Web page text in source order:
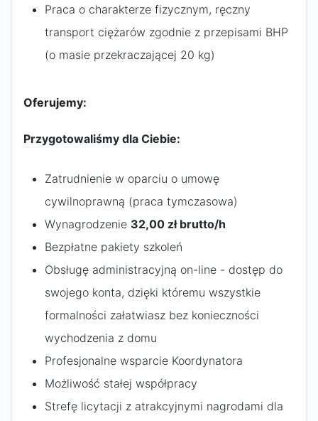
Praca o charakterze fizycznym, ręczny
transport ciężarów zgodnie z przepisami BHP
(o masie przekraczającej 20 kg)
Oferujemy:
Przygotowaliśmy dla Ciebie:
Zatrudnienie w oparciu o umowę
cywilnoprawną (praca tymczasowa)
Wynagrodzenie 32,00 zł brutto/h
Bezpłatne pakiety szkoleń
Obsługę administracyjną on-line - dostęp do
swojego konta, dzięki któremu wszystkie
formalności załatwiasz bez konieczności
wychodzenia z domu
Profesjonalne wsparcie Koordynatora
Możliwość stałej współpracy
Strefę licytacji z atrakcyjnymi nagrodami dla